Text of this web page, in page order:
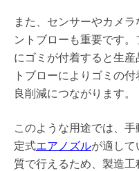
また、センサーやカメ
ントブローも重要です
にゴミが付着すると生
トブローによりゴミの
良削減につながります。
このような用途では、手
定式エアノズルが適して
質で行えるため、製造